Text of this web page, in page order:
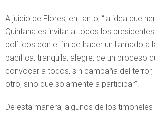
A juicio de Flores, en tanto, “la idea que
Quintana es invitar a todos los
políticos con el fin de hacer un llamado a
pacífica, tranquila, alegre, de un proceso
convocar a todos, sin campaña del terror,
otro, sino que solamente a participar”.
De esta manera, algunos de los